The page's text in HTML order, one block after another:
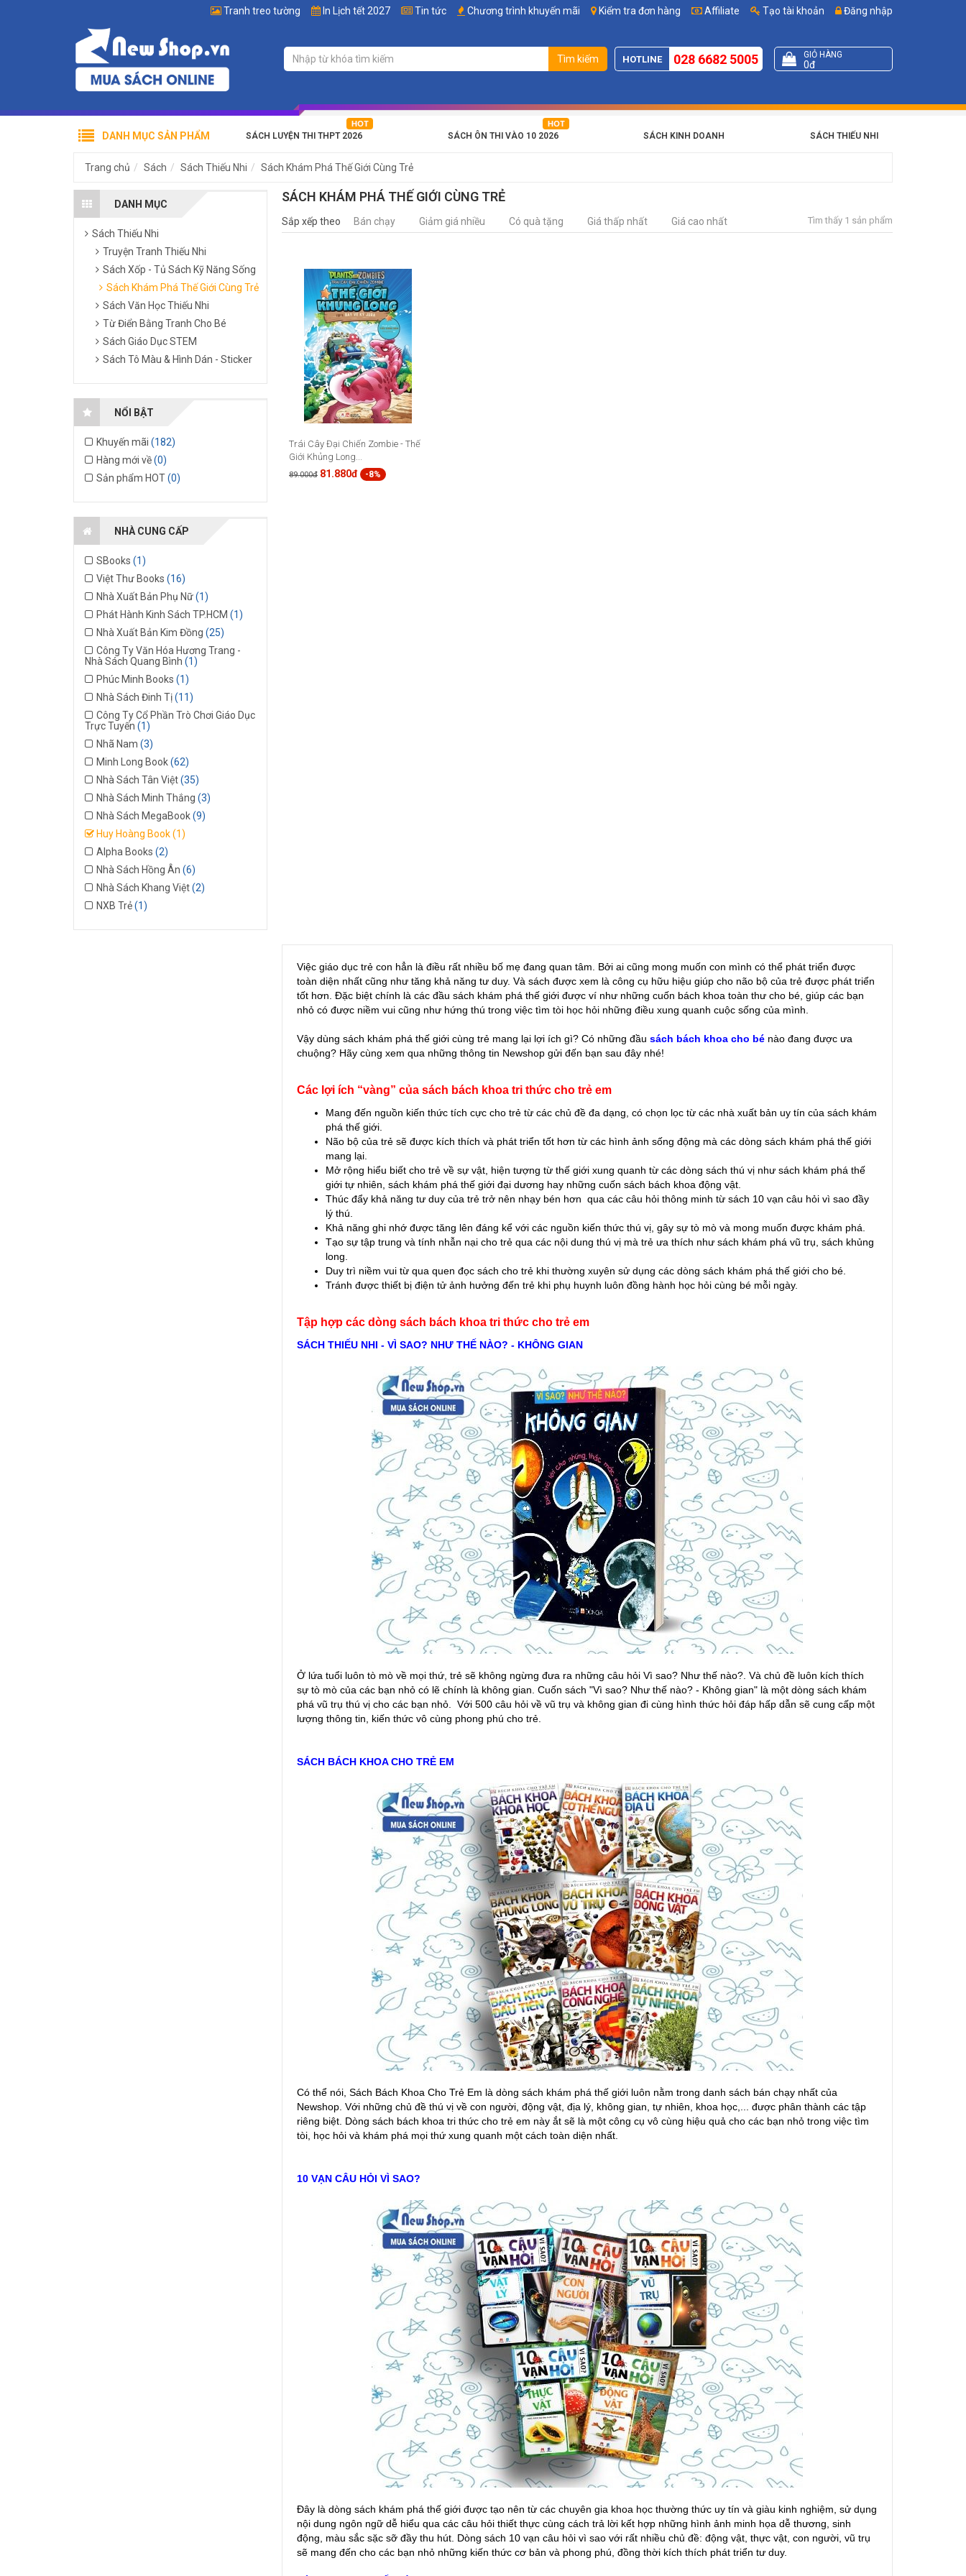
Affiliate Tạo tài khoản Đăng nhập
Tranh treo tường In Lịch tết 2027 Tin tức Chương trình khuyến mãi Kiểm tra đơn hàng
Tìm kiếm HOTLINE 028 6682 5005 GIỎ HÀNG
0đ
SÁCH LUYỆN THI THPT 2026 SÁCH ÔN THI VÀO 10 2026 SÁCH KINH DOANH SÁCH THIẾU NHI
DANH MỤC SẢN PHẨM
Trang chủ Sách Sách Thiếu Nhi Sách Khám Phá Thế Giới Cùng Trẻ
DANH MỤC
Sách Thiếu Nhi
Truyện Tranh Thiếu Nhi
Sách Xốp - Tủ Sách Kỹ Năng Sống
Sách Khám Phá Thế Giới Cùng Trẻ
Sách Văn Học Thiếu Nhi
Từ Điển Bằng Tranh Cho Bé
Sách Giáo Dục STEM
Sách Tô Màu & Hình Dán - Sticker
NỔI BẬT
Khuyến mãi (182)
Hàng mới về(0)
Sản phẩm HOT(0)
NHÀ CUNG CẤP
SBooks (1)
Việt Thư Books (16)
Nhà Xuất Bản Phụ Nữ(1)
Phát Hành Kinh Sách TP.HCM (1)
Nhà Xuất Bản Kim Đồng (25)
Công Ty Văn Hóa Hương Trang -
Nhà Sách Quang Bình (1)
Phúc Minh Books (1)
Nhà Sách Đinh Tị(11)
Công Ty Cổ Phần Trò Chơi Giáo Dục
Trực Tuyến (1)
Nhã Nam (3)
Minh Long Book(62)
Nhà Sách Tân Việt(35)
Nhà Sách Minh Thắng (3)
Nhà Sách MegaBook(9)
Huy Hoàng Book(1)
Alpha Books (2)
Nhà Sách Hồng Ân (6)
Nhà Sách Khang Việt(2)
NXB Trẻ(1)
SÁCH KHÁM PHÁ THẾ GIỚI CÙNG TRẺ
Sắp xếp theo Bán chạy Giảm giá nhiều Có quà tặng Giá thấp nhất Giá cao nhất Tìm thấy 1 sản phẩm
Trái Cây Đại Chiến Zombie - Thế
Giới Khủng Long...
89.000đ 81.880đ -8%
Việc giáo dục trẻ con hẳn là điều rất nhiều bố mẹ đang quan tâm. Bởi ai cũng mong muốn con mình có thể phát triển được
toàn diện nhất cũng như tăng khả năng tư duy. Và sách được xem là công cụ hữu hiệu giúp cho não bộ của trẻ được phát triển
tốt hơn. Đặc biệt chính là các đầu sách khám phá thế giới được ví như những cuốn bách khoa toàn thư cho bé, giúp các bạn
nhỏ có được niềm vui cũng như hứng thú trong việc tìm tòi học hỏi những điều xung quanh cuộc sống của mình.
Vậy dùng sách khám phá thế giới cùng trẻ mang lại lợi ích gì? Có những đầu sách bách khoa cho bé nào đang được ưa
chuộng? Hãy cùng xem qua những thông tin Newshop gửi đến bạn sau đây nhé!
Các lợi ích “vàng” của sách bách khoa tri thức cho trẻ em
Mang đến nguồn kiến thức tích cực cho trẻ từ các chủ đề đa dạng, có chọn lọc từ các nhà xuất bản uy tín của sách khám
phá thế giới.
Não bộ của trẻ sẽ được kích thích và phát triển tốt hơn từ các hình ảnh sống động mà các dòng sách khám phá thế giới
mang lại.
Mở rộng hiểu biết cho trẻ về sự vật, hiện tượng từ thế giới xung quanh từ các dòng sách thú vị như sách khám phá thế
giới tự nhiên, sách khám phá thế giới đại dương hay những cuốn sách bách khoa động vật.
Thúc đẩy khả năng tư duy của trẻ trở nên nhạy bén hơn qua các câu hỏi thông minh từ sách 10 vạn câu hỏi vì sao đầy
lý thú.
Khả năng ghi nhớ được tăng lên đáng kể với các nguồn kiến thức thú vị, gây sự tò mò và mong muốn được khám phá.
Tạo sự tập trung và tính nhẫn nại cho trẻ qua các nội dung thú vị mà trẻ ưa thích như sách khám phá vũ trụ, sách khủng
long.
Duy trì niềm vui từ qua quen đọc sách cho trẻ khi thường xuyên sử dụng các dòng sách khám phá thế giới cho bé.
Tránh được thiết bị điện tử ảnh hưởng đến trẻ khi phụ huynh luôn đồng hành học hỏi cùng bé mỗi ngày.
Tập hợp các dòng sách bách khoa tri thức cho trẻ em
SÁCH THIẾU NHI - VÌ SAO? NHƯ THẾ NÀO? - KHÔNG GIAN
Ở lứa tuổi luôn tò mò về mọi thứ, trẻ sẽ không ngừng đưa ra những câu hỏi Vì sao? Như thế nào?. Và chủ đề luôn kích thích
sự tò mò của các bạn nhỏ có lẽ chính là không gian. Cuốn sách "Vì sao? Như thế nào? - Không gian" là một dòng sách khám
phá vũ trụ thú vị cho các bạn nhỏ. Với 500 câu hỏi về vũ trụ và không gian đi cùng hình thức hỏi đáp hấp dẫn sẽ cung cấp một
lượng thông tin, kiến thức vô cùng phong phú cho trẻ.
SÁCH BÁCH KHOA CHO TRẺ EM
Có thể nói, Sách Bách Khoa Cho Trẻ Em là dòng sách khám phá thế giới luôn nằm trong danh sách bán chạy nhất của
Newshop. Với những chủ đề thú vị về con người, động vật, địa lý, không gian, tự nhiên, khoa học,... được phân thành các tập
riêng biệt. Dòng sách bách khoa tri thức cho trẻ em này ắt sẽ là một công cụ vô cùng hiệu quả cho các bạn nhỏ trong việc tìm
tòi, học hỏi và khám phá mọi thứ xung quanh một cách toàn diện nhất.
10 VẠN CÂU HỎI VÌ SAO?
Đây là dòng sách khám phá thế giới được tạo nên từ các chuyên gia khoa học thường thức uy tín và giàu kinh nghiệm, sử dụng
nội dung ngôn ngữ dễ hiểu qua các câu hỏi thiết thực cùng cách trả lời kết hợp những hình ảnh minh họa dễ thương, sinh
động, màu sắc sặc sỡ đầy thu hút. Dòng sách 10 vạn câu hỏi vì sao với rất nhiều chủ đề: động vật, thực vật, con người, vũ trụ
sẽ mang đến cho các bạn nhỏ những kiến thức cơ bản và phong phú, đồng thời kích thích phát triển tư duy.